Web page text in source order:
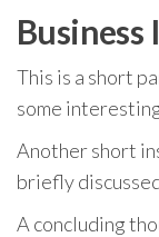
Business
This is a short
some
Another short
briefly
A concluding